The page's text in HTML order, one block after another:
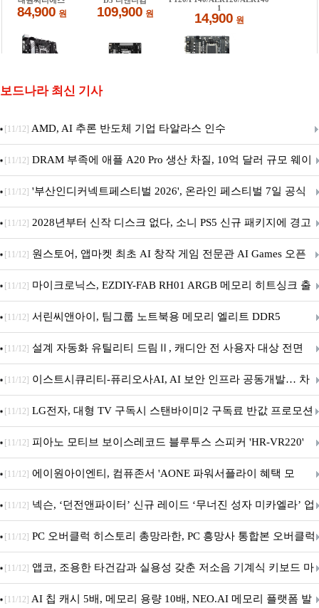
보드나라 최신 기사
[11/12] AMD, AI 추론 반도체 기업 타알라스 인수
[11/12] DRAM 부족에 애플 A20 Pro 생산 차질, 10억 달러 규모 웨이
퍼 대기
[11/12] '부산인디커넥트페스티벌 2026', 온라인 페스티벌 7일 공식
개막... 22일간 진행
[11/12] 2028년부터 신작 디스크 없다, 소니 PS5 신규 패키지에 경고
문 추가
[11/12] 원스토어, 앱마켓 최초 AI 창작 게임 전문관 AI Games 오픈
[11/12] 마이크로닉스, EZDIY-FAB RH01 ARGB 메모리 히트싱크 출
시
[11/12] 서린씨앤아이, 팀그룹 노트북용 메모리 엘리트 DDR5
5600MHz 16GB 출시
[11/12] 설계 자동화 유틸리티 드림Ⅱ, 캐디안 전 사용자 대상 전면
무상 배포
[11/12] 이스트시큐리티-퓨리오사AI, AI 보안 인프라 공동개발… 차
세대 AI 보안 플랫폼 구축
[11/12] LG전자, 대형 TV 구독시 스탠바이미2 구독료 반값 프로모션
[11/12] 피아노 모티브 보이스레코드 블루투스 스피커 'HR-VR220'
출시
[11/12] 에이원아이엔티, 컴퓨존서 'AONE 파워서플라이 혜택 모
음.ZIP' 이벤트 진행
[11/12] 넥슨, ‘던전앤파이터’ 신규 레이드 ‘무너진 성자 미카엘라’ 업
데이트!
[11/12] PC 오버클럭 히스토리 총망라한, PC 흥망사 통합본 오버클럭
특집(1-4편)
[11/12] 앱코, 조용한 타건감과 실용성 갖춘 저소음 기계식 키보드 마
우스 세트 'KM580' 출시
[11/12] AI 칩 캐시 5배, 메모리 용량 10배, NEO.AI 메모리 플랫폼 발